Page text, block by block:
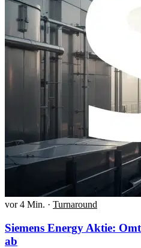
vor 4 Min. · Turnaround
Siemens Energy Aktie:
ab